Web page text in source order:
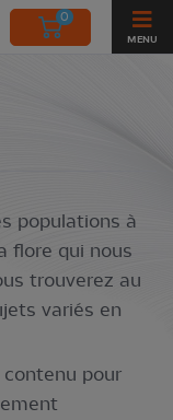
0
MENU
populations à
flore qui nous
trouverez au
variés en
pour